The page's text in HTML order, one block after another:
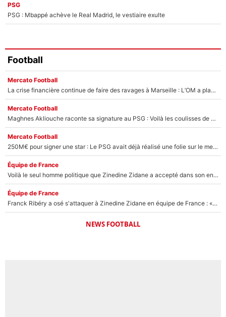
PSG
PSG : Mbappé achève le Real Madrid, le vestiaire exulte
Football
Mercato Football
La crise financière continue de faire des ravages à Marseille : L’OM a placé 12 joueurs sur le marché des transferts… et ça pourrait lui rapporter près de 100M€ !
Mercato Football
Maghnes Akliouche raconte sa signature au PSG : Voilà les coulisses de son transfert de rêve à 50M€
Mercato Football
250M€ pour signer une star : Le PSG avait déjà réalisé une folie sur le mercato bien avant Neymar !
Équipe de France
Voilà le seul homme politique que Zinedine Zidane a accepté dans son entourage : «Je garde un très bon souvenir de lui»
Équipe de France
Franck Ribéry a osé s'attaquer à Zinedine Zidane en équipe de France : «Je n'aurais jamais fait ça»
NEWS FOOTBALL